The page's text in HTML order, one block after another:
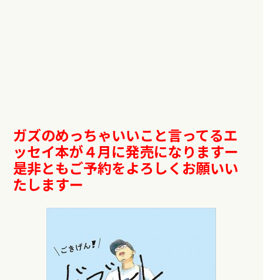
ガズのめっちゃいいこと言ってるエ
ッセイ本が４月に発売になりますー
是非ともご予約をよろしくお願いい
たしますー